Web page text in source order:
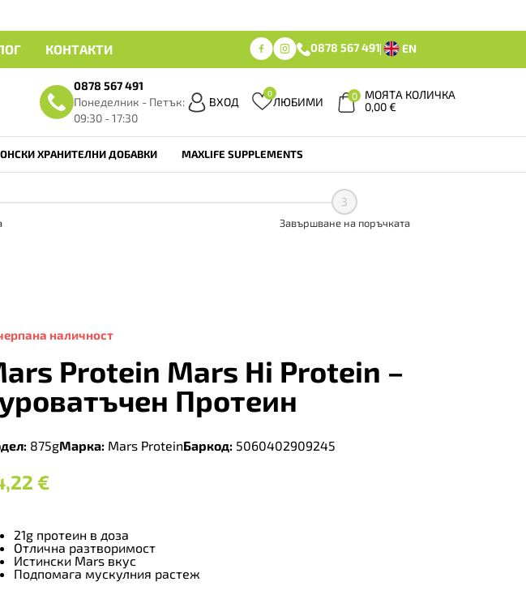
КОНТАКТИ 0878 567 491 EN
0878 567 491
Понеделник - Петък:
09:30 - 17:30
ВХОД
0
ЛЮБИМИ 0
МОЯТА КОЛИЧКА
0,00€
ХРАНИТЕЛНИ ДОБАВКИ MAXLIFE SUPPLEMENTS
3
Завършване на поръчката
наличност
Protein Mars Hi Protein –
Протеин
875gМарка: Mars ProteinБаркод: 5060402909245
€
21g протеин в доза
Отлична разтворимост
Истински Mars вкус
Подпомага мускулния растеж